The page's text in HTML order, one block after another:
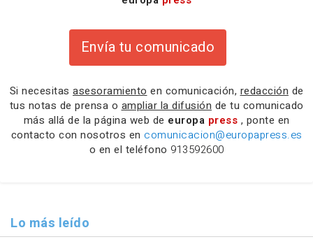
Envía tu comunicado
Si necesitas asesoramiento en comunicación, redacción de
tus notas de prensa o ampliar la difusión de tu comunicado
más allá de la página web de europa press , ponte en
contacto con nosotros en comunicacion@europapress.es
o en el teléfono 913592600
Lo más leído